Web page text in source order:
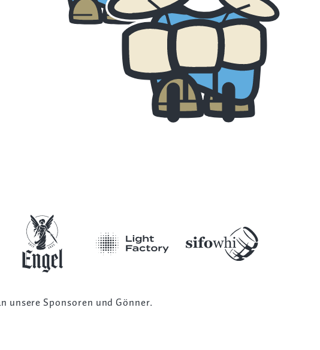
unsereSponsoren und Gönner.